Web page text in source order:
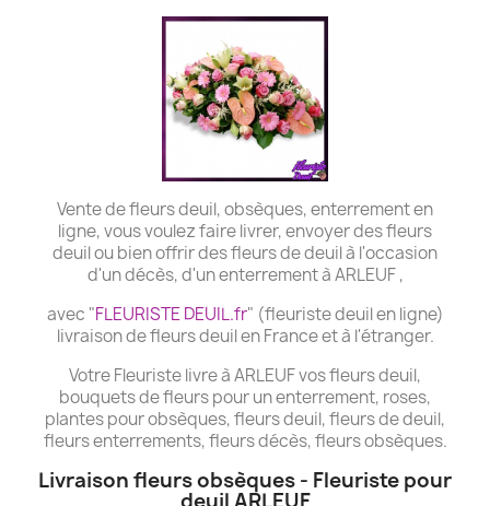
Vente de fleurs deuil, obsèques, enterrement en
ligne, vous voulez faire livrer, envoyer des fleurs
deuil ou bien offrir des fleurs de deuil à l'occasion
d'un décès, d'un enterrement à ARLEUF ,
avec "FLEURISTE DEUIL.fr" (fleuriste deuil en ligne)
livraison de fleurs deuil en France et à l'étranger.
Votre Fleuriste livre à ARLEUF vos fleurs deuil,
bouquets de fleurs pour un enterrement, roses,
plantes pour obsèques, fleurs deuil, fleurs de deuil,
fleurs enterrements, fleurs décès, fleurs obsèques.
Livraison fleurs obsèques - Fleuriste pour